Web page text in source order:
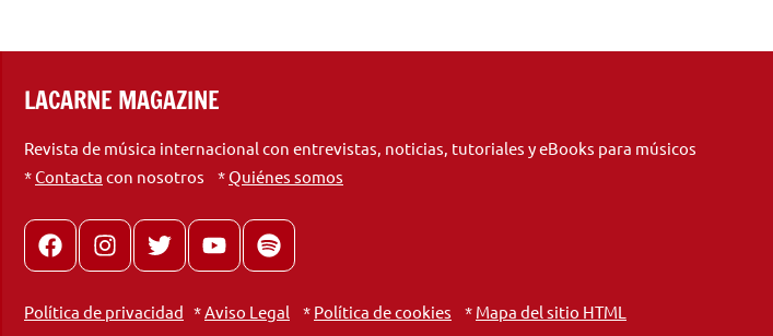
LACARNE MAGAZINE
Revista de música internacional con entrevistas, noticias, tutoriales y eBooks para músicos
*Contacta con nosotros *Quiénes somos
FacebookInstagram
X youtubespotify
Política de privacidad *Aviso Legal * Política de cookies * Mapa del sitio HTML